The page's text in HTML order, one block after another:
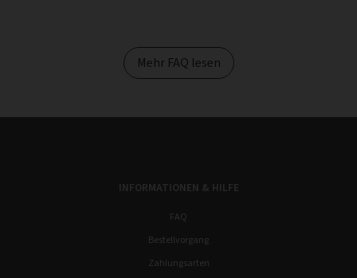
Mehr FAQ lesen
INFORMATIONEN & HILFE
FAQ
Bestellvorgang
Zahlungsarten